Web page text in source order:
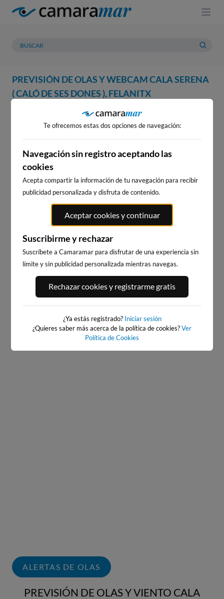
PREVISIÓN DE OLAS Y WEBCAM CALA SERENA
( CALÓ DE SES DONES ), FELANITX
PREVISIÓN METEOROLOGÍA
WEBCAM CALA SERENA ( CALÓ
DE SES DONES ), FELANITX
WEBCAMS CERCANAS
PORT ANDRATX
76km · Andratx
PLAYA DE SITGES
0.0 m CHOPI
ALERTAS DE OLAS
PREVISIÓN DE OLAS Y VIENTO CALA
Te ofrecemos estas dos opciones de navegación:
Navegación sin registro aceptando las
cookies
Acepta compartir la información de tu navegación para recibir
publicidad personalizada y disfruta de contenido.
Aceptar cookies y continuar
Suscribirme y rechazar
Suscríbete a Camaramar para disfrutar de una experiencia sin
límite y sin publicidad personalizada mientras navegas.
Rechazar cookies y registrarme gratis
¿Ya estás registrado? Iniciar sesión
¿Quieres saber más acerca de la política de cookies?Ver
Política de Cookies